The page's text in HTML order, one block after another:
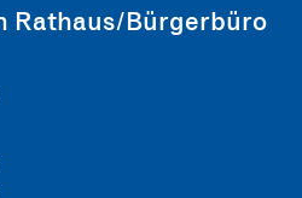
Rathaus/Bürgerbüro